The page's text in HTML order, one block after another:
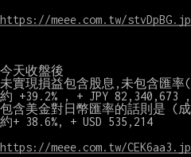
https://meee.com.tw/
今天收盤後
未實現損益包含股息,未包含匯率
約 +39.2% , + JPY 82,340,673 ,
包含美金對日幣匯率的話則是 (
約+ 38.6%, + USD 535,214
https://meee.com.tw/